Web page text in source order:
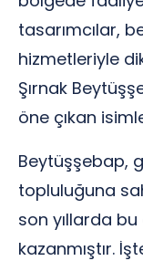
tasarımcılar,
hizmetleriyle
Şırnak
öne çıkan
Beytüşşebap,
topluluğuna
son yıllarda
kazanmıştır.